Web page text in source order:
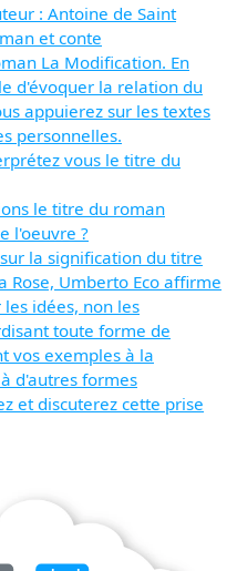
: Antoine de Saint
et conte
La Modification. En
d'évoquer la relation du
appuierez sur les textes
personnelles.
vous le titre du
le titre du roman
l'oeuvre ?
la signification du titre
Rose, Umberto Eco affirme
idées, non les
toute forme de
vos exemples à la
d'autres formes
et discuterez cette prise